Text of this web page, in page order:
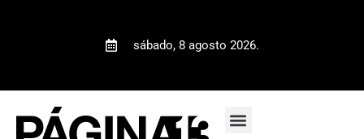
sábado, 8 agosto 2026.